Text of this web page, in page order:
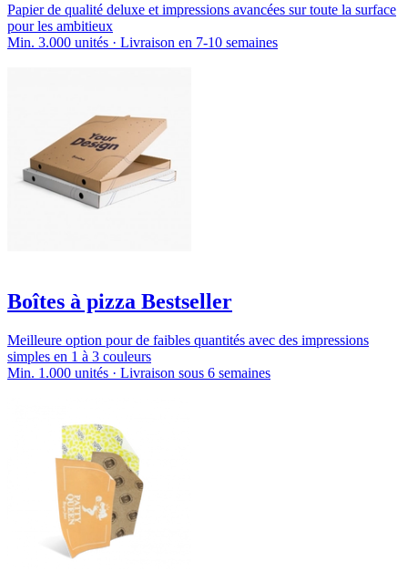
Papier de qualité deluxe et impressions avancées sur toute la surface
pour les ambitieux
Min. 3.000 unités · Livraison en 7-10 semaines
Boîtes à pizza Bestseller
Meilleure option pour de faibles quantités avec des impressions
simples en 1 à 3 couleurs
Min. 1.000 unités · Livraison sous 6 semaines